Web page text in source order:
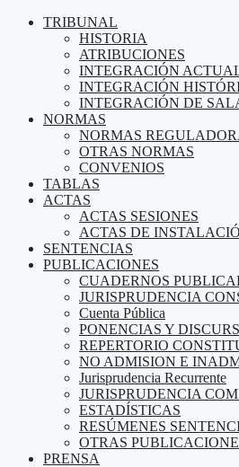
TRIBUNAL
HISTORIA
ATRIBUCIONES
INTEGRACIÓN
INTEGRACIÓN
INTEGRACIÓN DE
NORMAS
NORMAS
OTRAS NORMAS
CONVENIOS
TABLAS
ACTAS
ACTAS SESIONES
ACTAS DE
SENTENCIAS
PUBLICACIONES
CUADERNOS
JURISPRUDENCIA
Cuenta Pública
PONENCIAS Y
REPERTORIO
NO ADMISION E
Jurisprudencia Recurrente
JURISPRUDENCIA
ESTADÍSTICAS
RESÚMENES
OTRAS
PRENSA